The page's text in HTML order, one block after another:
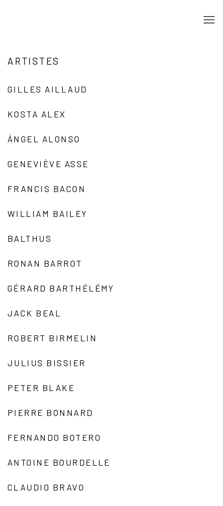
ARTISTES
GILLES AILLAUD
KOSTA ALEX
ÁNGEL ALONSO
GENEVIÈVE ASSE
FRANCIS BACON
WILLIAM BAILEY
BALTHUS
RONAN BARROT
GÉRARD BARTHÉLÉMY
JACK BEAL
ROBERT BIRMELIN
JULIUS BISSIER
PETER BLAKE
PIERRE BONNARD
FERNANDO BOTERO
ANTOINE BOURDELLE
CLAUDIO BRAVO